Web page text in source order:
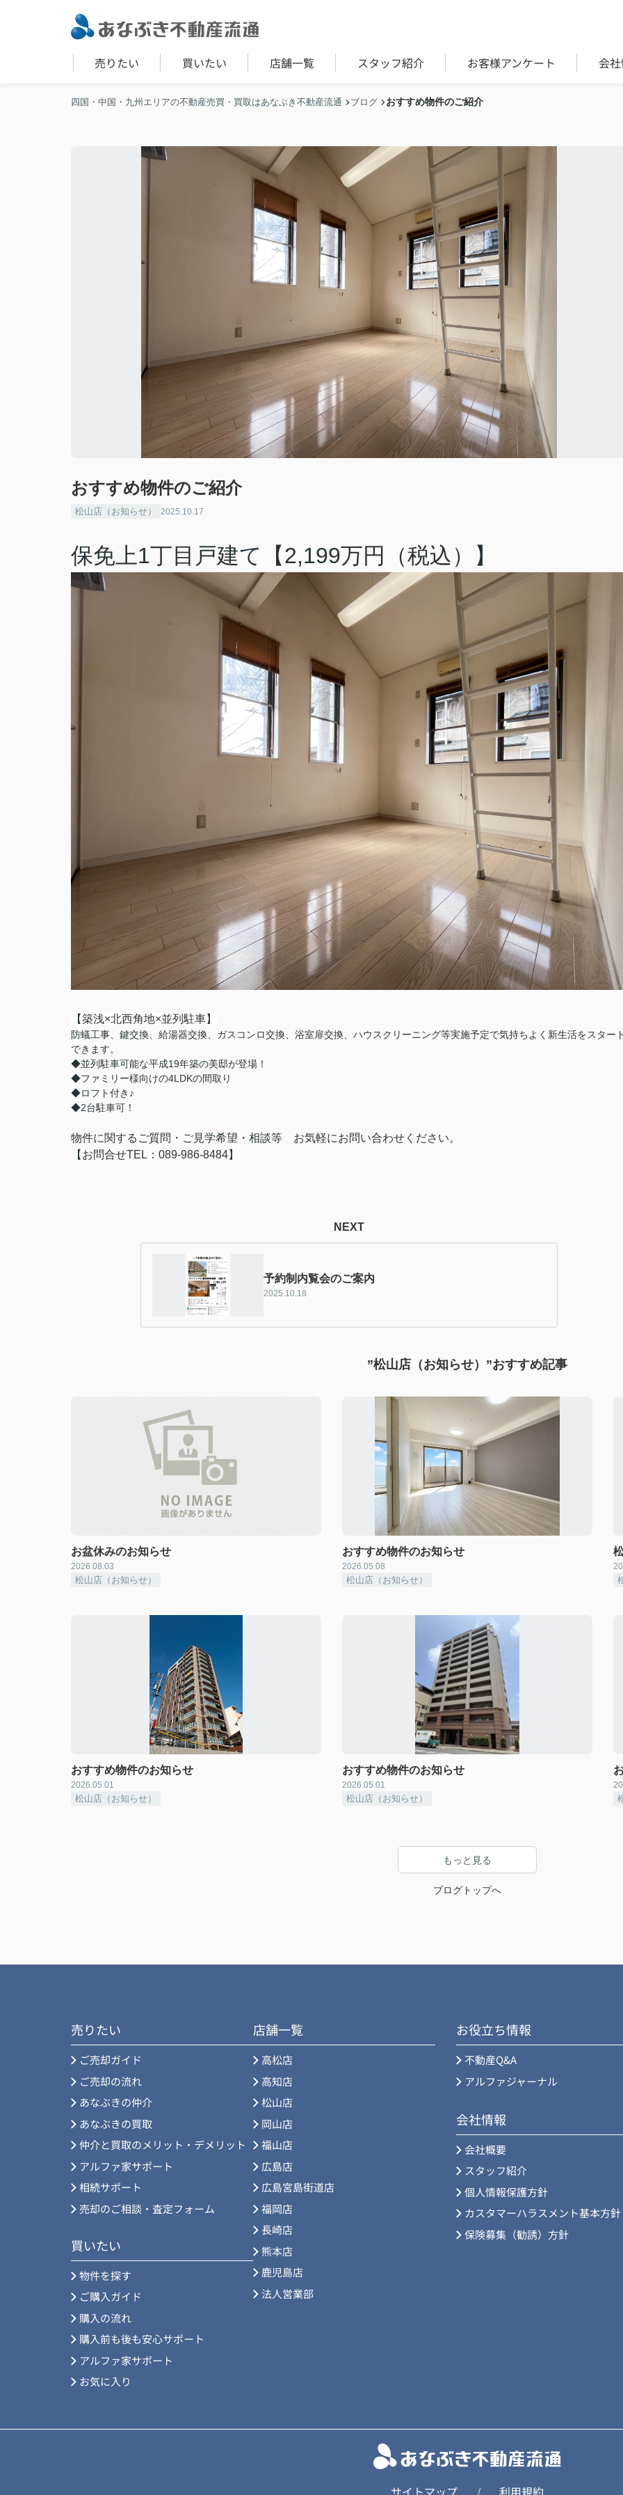
売りたい 買いたい 店舗一覧 スタッフ紹介 お客様アンケート 会
四国・中国・九州エリアの不動産売買・買取はあなぶき不動産流通 ブログ おすすめ物件のご紹介
おすすめ物件のご紹介
松山店（お知らせ） 2025.10.17
保免上1丁目戸建て【2,199万円（税込） 】
【築浅×北西角地×並列駐車】
防蟻工事、鍵交換、給湯器交換、ガスコンロ交換、浴室扉交換、ハウスクリーニング等実施予定で気持ちよく新生活をスター
できます。
◆並列駐車可能な平成19年築の美邸が登場！
◆ファミリー様向けの4LDKの間取り
◆ロフト付き♪
◆2台駐車可！
物件に関するご質問・ご見学希望・相談等 お気軽にお問い合わせください。
【お問合せTEL：089-986-8484】
NEXT
予約制内覧会のご案内
2025.10.18
”松山店（お知らせ）”おすすめ記事
お盆休みのお知らせ
2026.08.03
松山店（お知らせ）
おすすめ物件のお知らせ
2026.05.08
松山店（お知らせ）
おすすめ物件のお知らせ
2026.05.01
松山店（お知らせ）
おすすめ物件のお知らせ
2026.05.01
松山店（お知らせ）
もっと見る
ブログトップへ
売りたい
ご売却ガイド
ご売却の流れ
あなぶきの仲介
あなぶきの買取
仲介と買取のメリット・デメリット
アルファ家サポート
相続サポート
売却のご相談・査定フォーム
買いたい
物件を探す
ご購入ガイド
購入の流れ
購入前も後も安心サポート
アルファ家サポート
お気に入り
店舗一覧
高松店
高知店
松山店
岡山店
福山店
広島店
広島宮島街道店
福岡店
長崎店
熊本店
鹿児島店
法人営業部
お役立ち情報
不動産Q&A
アルファジャーナル
会社情報
会社概要
スタッフ紹介
個人情報保護方針
カスタマーハラスメント基本方針
保険募集（勧誘）方針
サイトマップ / 利用規約